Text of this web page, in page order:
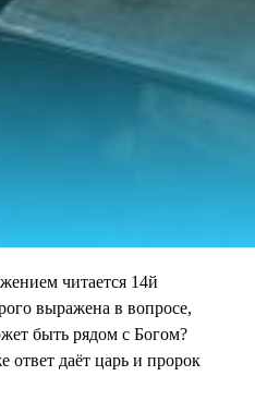
читается 14й
выражена в вопросе,
быть рядом с Богом?
ответ даёт царь и пророк